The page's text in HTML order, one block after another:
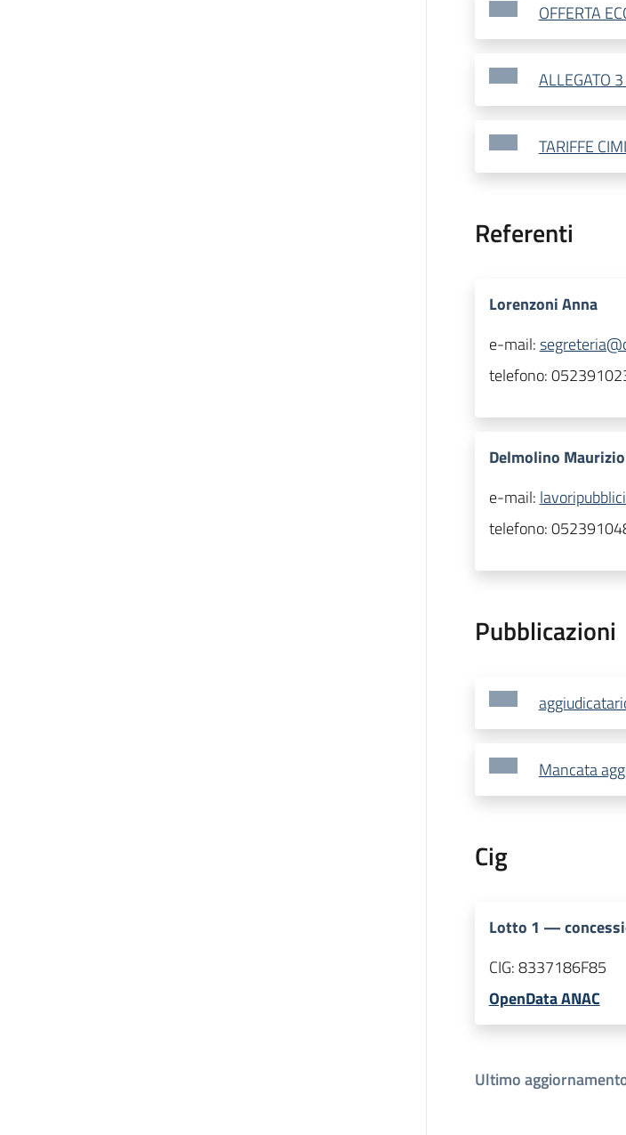
OFFERTA
ALLEGATO
TARIFFE
Referenti
Lorenzoni Anna
e-mail:
telefono:
Delmolino Maurizio
e-mail:
telefono:
Pubblicazioni
Mancata
Cig
Lotto 1 —
CIG:8337186F85
OpenData ANAC
Ultimo